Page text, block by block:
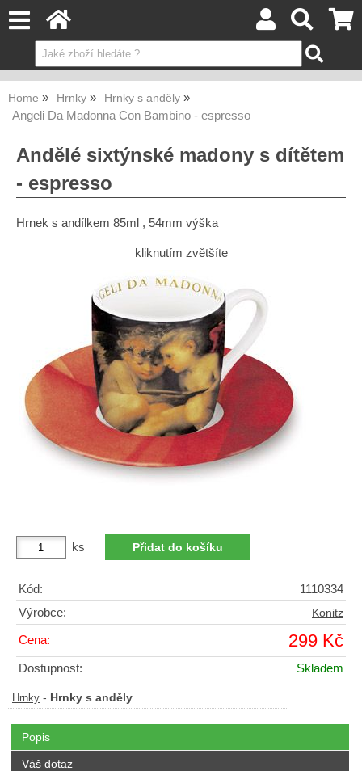
Home Hrnky Hrnky s anděly
Angeli Da Madonna Con Bambino - espresso
Andělé sixtýnské madony s dítětem
- espresso
Hrnek s andílkem 85ml , 54mm výška
kliknutím zvětšíte
ks
Kód:
1110334
Výrobce:
Konitz
Cena: 299 Kč
Dostupnost: Skladem
Hrnky - Hrnky s anděly
Popis
Váš dotaz